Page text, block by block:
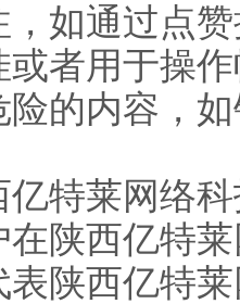
如通过点
者用于操
的内容，
特莱网络
陕西亿特
陕西亿特